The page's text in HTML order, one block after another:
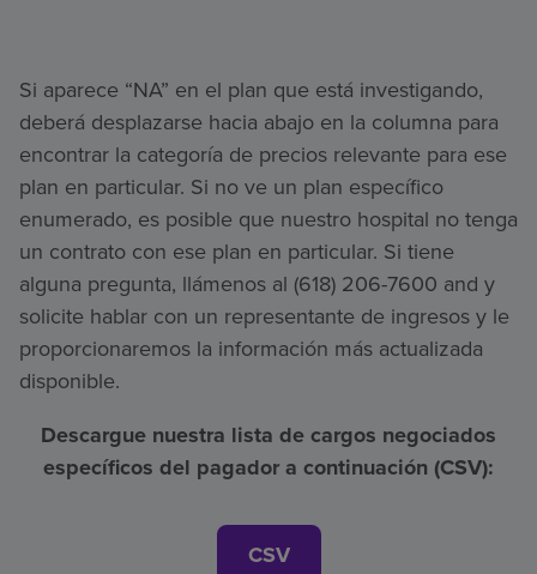
Si aparece “NA” en el plan que está investigando,
deberá desplazarse hacia abajo en la columna para
encontrar la categoría de precios relevante para ese
plan en particular. Si no ve un plan específico
enumerado, es posible que nuestro hospital no tenga
un contrato con ese plan en particular. Si tiene
alguna pregunta, llámenos al (618) 206-7600 and y
solicite hablar con un representante de ingresos y le
proporcionaremos la información más actualizada
disponible.
Descargue nuestra lista de cargos negociados
específicos del pagador a continuación (CSV):
CSV